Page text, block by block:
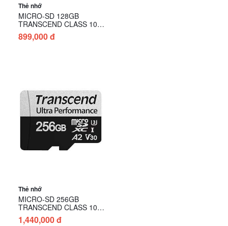
Thẻ nhớ
MICRO-SD 128GB
TRANSCEND CLASS 10
(160MB/s) (kèm adapter )
899,000 đ
Thẻ nhớ
MICRO-SD 256GB
TRANSCEND CLASS 10
(160MB/s) (kèm adapter )
1,440,000 đ